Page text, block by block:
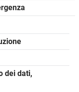
dei dati,